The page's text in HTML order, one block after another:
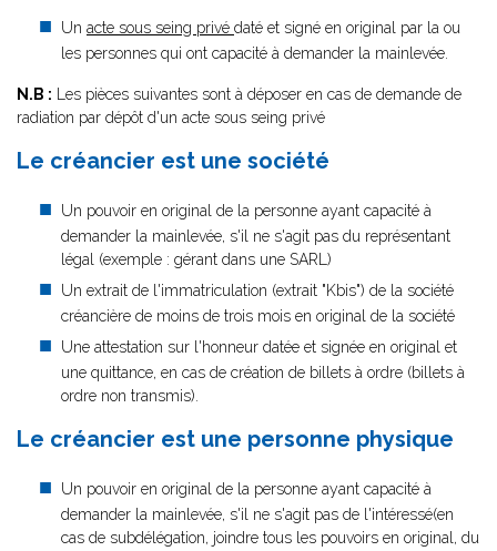
Un acte sous seing privé daté et signé en original par la ou
les personnes qui ont capacité à demander la mainlevée.
N.B : Les pièces suivantes sont à déposer en cas de demande de
radiation par dépôt d'un acte sous seing privé
Le créancier est une société
Un pouvoir en original de la personne ayant capacité à
demander la mainlevée, s'il ne s'agit pas du représentant
légal (exemple : gérant dans une SARL)
Un extrait de l'immatriculation (extrait "Kbis") de la société
créancière de moins de trois mois en original de la société
Une attestation sur l'honneur datée et signée en original et
une quittance, en cas de création de billets à ordre (billets à
ordre non transmis).
Le créancier est une personne physique
Un pouvoir en original de la personne ayant capacité à
demander la mainlevée, s'il ne s'agit pas de l'intéressé(en
cas de subdélégation, joindre tous les pouvoirs en original, du